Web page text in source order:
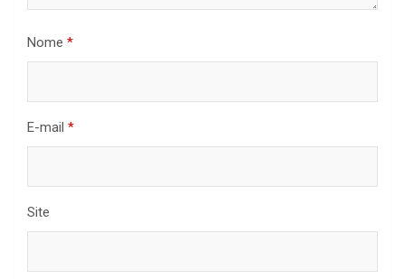
Nome *
E-mail *
Site